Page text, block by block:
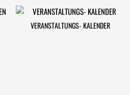
VERANSTALTUNGS- KALENDER